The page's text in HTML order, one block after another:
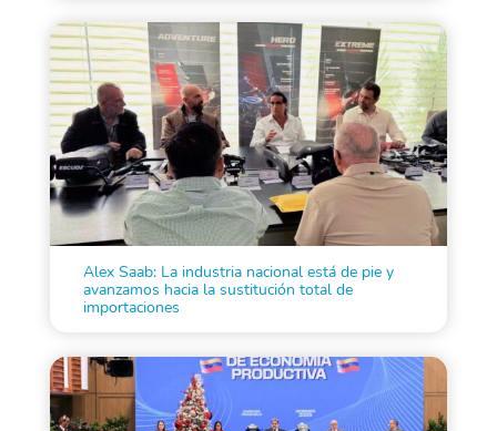
Alex Saab: La industria nacional está de pie y
avanzamos hacia la sustitución total de
importaciones